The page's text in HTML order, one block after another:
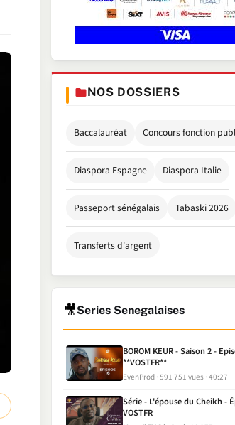
NOS DOSSIERS
Baccalauréat Concours fonction
Diaspora Espagne Diaspora Italie
Passeport sénégalais Tabaski 2026
Transferts d'argent
🎥Series Senegalaises
BOROM KEUR - Saison 2 -
**VOSTFR**
EvenProd 591 751 vues 40:27
Série - L'épouse du Cheikh -
VOSTFR